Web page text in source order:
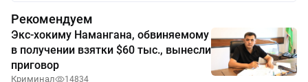
Рекомендуем
Экс-хокиму Намангана, обвиняемому
в получении взятки $60 тыс., вынесли
приговор
Криминал 14834